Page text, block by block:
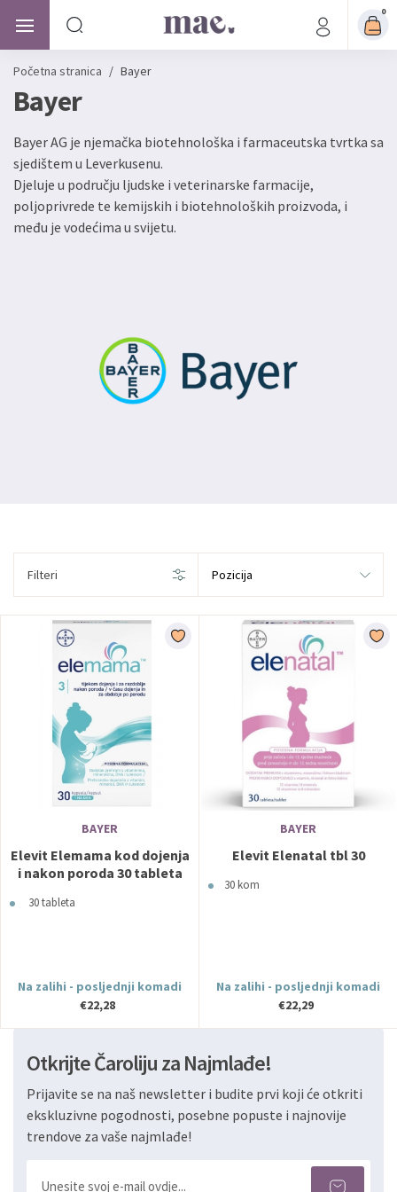
0
Početna stranica / Bayer
Bayer
Bayer AG je njemačka biotehnološka i farmaceutska tvrtka sa
sjedištem u Leverkusenu.
Djeluje u području ljudske i veterinarske farmacije,
poljoprivrede te kemijskih i biotehnoloških proizvoda, i
među je vodećima u svijetu.
Filteri
BAYER
Elevit Elemama kod dojenja
i nakon poroda 30 tableta
30 tableta
Na zalihi - posljednji komadi
€22,28
BAYER
Elevit Elenatal tbl 30
30 kom
Na zalihi - posljednji komadi
€22,29
Otkrijte Čaroliju za Najmlađe!
Prijavite se na naš newsletter i budite prvi koji će otkriti
ekskluzivne pogodnosti, posebne popuste i najnovije
trendove za vaše najmlađe!